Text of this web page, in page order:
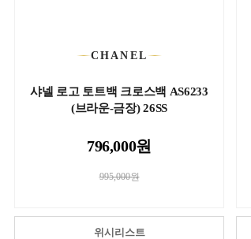
CHANEL
샤넬 로고 토트백 크로스백 AS6233
(브라운-금장) 26SS
796,000원
995,000원
위시리스트